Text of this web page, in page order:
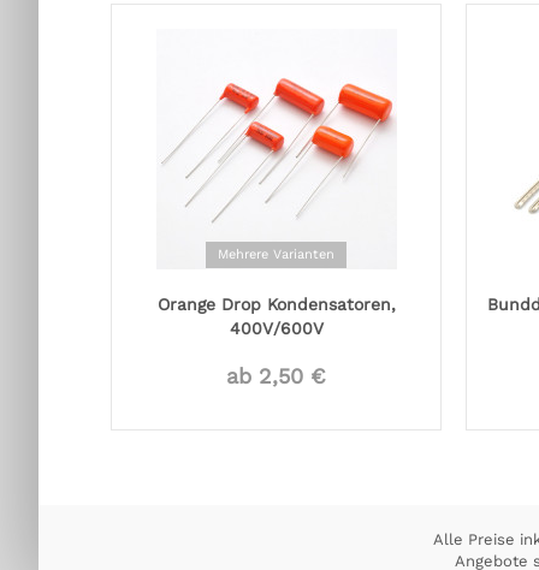
Mehrere Varianten
Orange Drop Kondensatoren,
400V/600V
ab 2,50 €
Alle Preise
Angebote